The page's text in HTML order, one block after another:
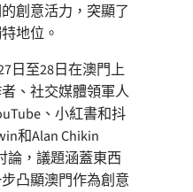
創意活力，突顯了
地位。
日至28日在澳門上
、社交媒體領軍人
、小紅書和抖
和Alan Chikin
論，議題涵蓋東西
凸顯澳門作為創意